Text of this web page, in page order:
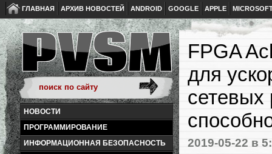
ГЛАВНАЯ АРХИВ НОВОСТЕЙ ANDROID GOOGLE APPLE
НОВОСТИ
ПРОГРАММИРОВАНИЕ
ИНФОРМАЦИОННАЯ БЕЗОПАСНОСТЬ
FPGA
для
сетевых
2019-05-22 в